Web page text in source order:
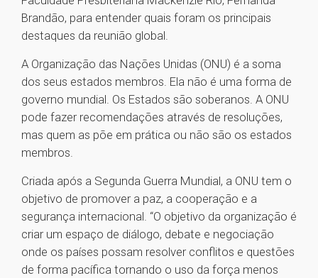
Brandão, para entender quais foram os principais
destaques da reunião global.
A Organização das Nações Unidas (ONU) é a soma
dos seus estados membros. Ela não é uma forma de
governo mundial. Os Estados são soberanos. A ONU
pode fazer recomendações através de resoluções,
mas quem as põe em prática ou não são os estados
membros.
Criada após a Segunda Guerra Mundial, a ONU tem o
objetivo de promover a paz, a cooperação e a
segurança internacional. “O objetivo da organização é
criar um espaço de diálogo, debate e negociação
onde os países possam resolver conflitos e questões
de forma pacífica tornando o uso da força menos